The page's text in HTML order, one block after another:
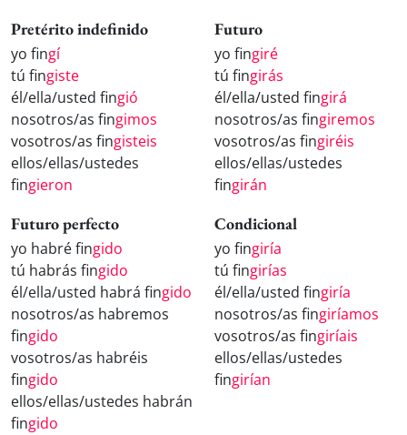
Pretérito indefinido
yo fingí
tú fingiste
él/ella/usted fingió
nosotros/as fingimos
vosotros/as fingisteis
ellos/ellas/ustedes
fingieron
Futuro
yo fingiré
tú fingirás
él/ella/usted fingirá
nosotros/as fingiremos
vosotros/as fingiréis
ellos/ellas/ustedes
fingirán
Futuro perfecto
yo habré fingido
tú habrás fingido
él/ella/usted habrá fingido
nosotros/as habremos
fingido
vosotros/as habréis
fingido
ellos/ellas/ustedes habrán
fingido
Condicional
yo fingiría
tú fingirías
él/ella/usted fingiría
nosotros/as fingiríamos
vosotros/as fingiríais
ellos/ellas/ustedes
fingirían